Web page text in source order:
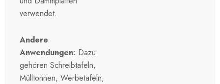
verwendet.
Andere
Anwendungen: Dazu
gehören Schreibtafeln,
Mülltonnen, Werbetafeln,